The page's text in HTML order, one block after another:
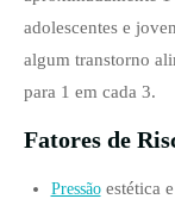
adolescentes e
algum transtorno
para 1 em cada 3.
Fatores de
Pressãoestética